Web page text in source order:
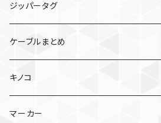
ジッパータグ
ケーブルまとめ
キノコ
マーカー